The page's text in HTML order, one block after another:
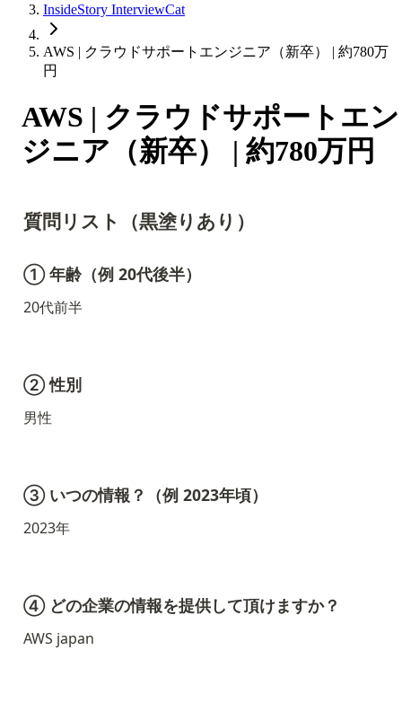
InsideStory InterviewCat
AWS | クラウドサポートエンジニア（新卒） | 約780万
円
AWS | クラウドサポートエン
ジニア（新卒） | 約780万円
質問リスト（黒塗りあり）
① 年齢（例 20代後半）
20代前半
② 性別
男性
③ いつの情報？（例 2023年頃）
2023年
④ どの企業の情報を提供して頂けますか？
AWS japan